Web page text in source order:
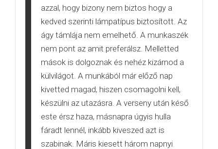
azzal, hogy bizony nem biztos hogy a
kedved szerinti lámpatípus biztosított. Az
ágy támlája nem emelhető. A munkaszék
nem pont az amit preferálsz. Melletted
mások is dolgoznak és nehéz kizárnod a
külvilágot. A munkából már előző nap
kivetted magad, hiszen csomagolni kell,
készülni az utazásra. A verseny után késő
este érsz haza, másnapra úgyis hulla
fáradt lennél, inkább kiveszed azt is
szabinak. Máris kiesett három napnyi